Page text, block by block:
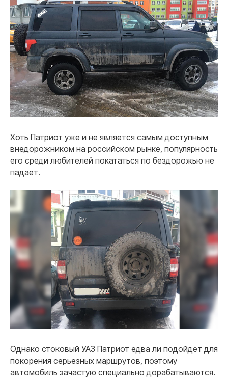
Хоть Патриот уже и не является самым доступным
внедорожником на российском рынке, популярность
его среди любителей покататься по бездорожью не
падает.
Однако стоковый УАЗ Патриот едва ли подойдет для
покорения серьезных маршрутов, поэтому
автомобиль зачастую специально дорабатываются.